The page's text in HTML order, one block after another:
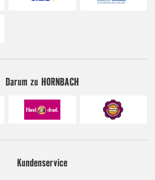
Darum zu HORNBACH
Kundenservice